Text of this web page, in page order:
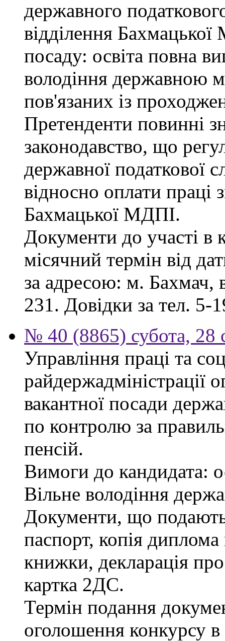
державного
відділення
посаду: освіта повна
володіння державною
пов'язаних із
Претенденти повинні
законодавство, що
державної податкової
відносно оплати праці
Бахмацької МДПІ.
Документи до участі в
місячний термін від
за адресою: м. Бахмач,
231. Довідки за тел. 5-
№ 40 (8865) субота, 28
Управління праці та
райдержадміністрації
вакантної посади
по контролю за
пенсій.
Вимоги до кандидата:
Вільне володіння
Документи, що
паспорт, копія диплома
книжки, декларація
картка 2ДС.
Термін подання
оголошення конкурсу в